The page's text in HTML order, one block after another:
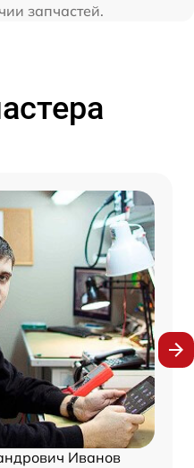
запчастей.
Иванов